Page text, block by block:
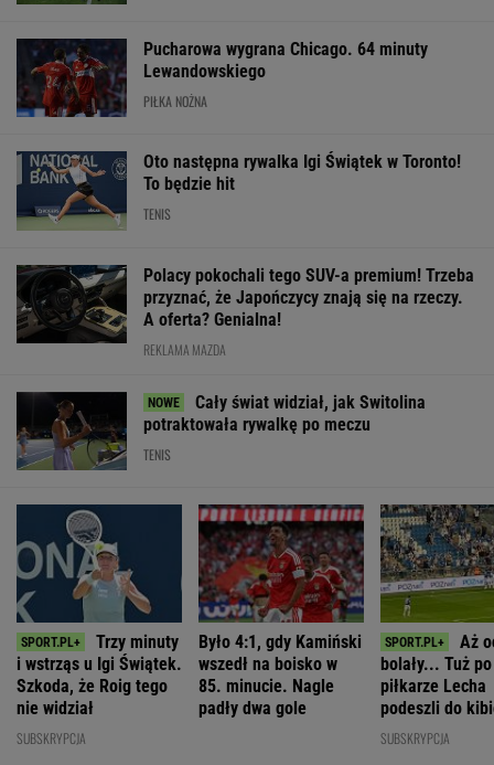
Pucharowa wygrana Chicago. 64 minuty
Lewandowskiego
PIŁKA NOŻNA
Oto następna rywalka Igi Świątek w Toronto!
To będzie hit
TENIS
Polacy pokochali tego SUV-a premium! Trzeba
przyznać, że Japończycy znają się na rzeczy.
A oferta? Genialna!
REKLAMA MAZDA
Cały świat widział, jak Switolina
potraktowała rywalkę po meczu
TENIS
Trzy minuty
i wstrząs u Igi Świątek.
Szkoda, że Roig tego
nie widział
SUBSKRYPCJA
Było 4:1, gdy Kamiński
wszedł na boisko w
85. minucie. Nagle
padły dwa gole
Aż
bolały... Tuż
piłkarze Lecha
podeszli do
"Słuchajcie!"
SUBSKRYPCJA